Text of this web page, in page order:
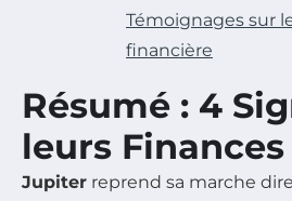
Témoignages sur
financière
Résumé : 4
leurs Finances
Jupiter reprend sa marche